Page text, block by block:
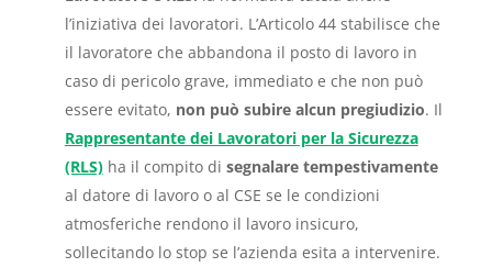
l’iniziativa dei lavoratori. L’Articolo 44 stabilisce che
il lavoratore che abbandona il posto di lavoro in
caso di pericolo grave, immediato e che non può
essere evitato, non può subire alcun pregiudizio. Il
Rappresentante dei Lavoratori per la Sicurezza
(RLS)ha il compito di segnalare tempestivamente
al datore di lavoro o al CSE se le condizioni
atmosferiche rendono il lavoro insicuro,
sollecitando lo stop se l’azienda esita a intervenire.